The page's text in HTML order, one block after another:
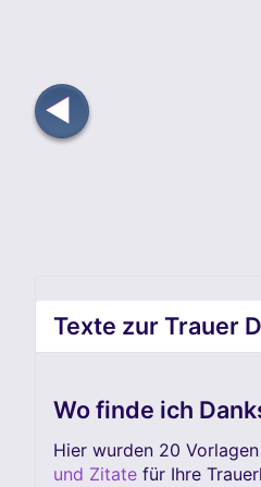
◀
Texte zur Trauer
Wo finde ich
Hier wurden 20
und Zitate für Ihre